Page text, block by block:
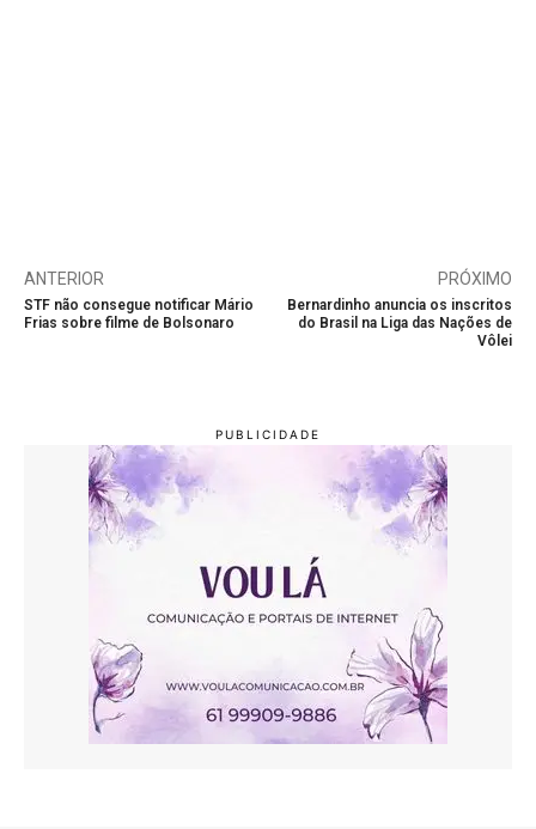
ANTERIOR
STF não consegue notificar Mário
Frias sobre filme de Bolsonaro
PRÓXIMO
Bernardinho anuncia os inscritos
do Brasil na Liga das Nações de
Vôlei